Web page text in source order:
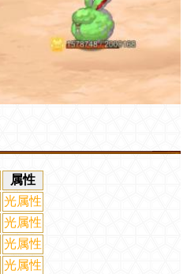
属性
光属性
光属性
光属性
光属性